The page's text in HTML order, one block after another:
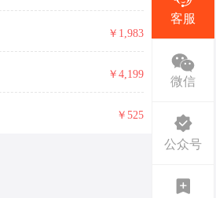
￥1,983
￥4,199
￥525
客服
微信
公众号